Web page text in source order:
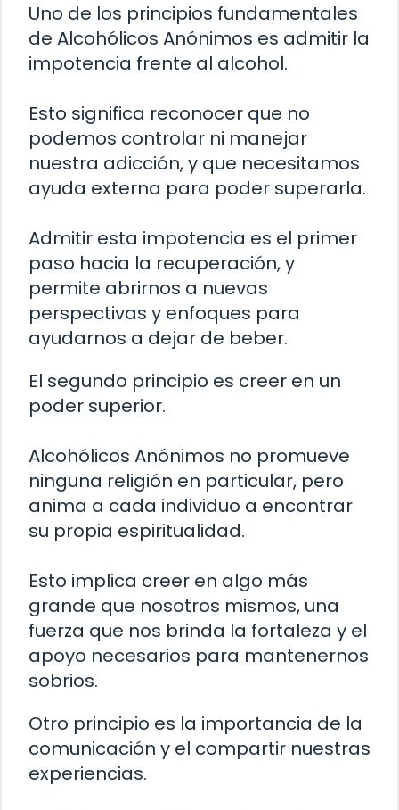
Uno de los principios fundamentales
de Alcohólicos Anónimos es admitir la
impotencia frente al alcohol.
Esto significa reconocer que no
podemos controlar ni manejar
nuestra adicción, y que necesitamos
ayuda externa para poder superarla.
Admitir esta impotencia es el primer
paso hacia la recuperación, y
permite abrirnos a nuevas
perspectivas y enfoques para
ayudarnos a dejar de beber.
El segundo principio es creer en un
poder superior.
Alcohólicos Anónimos no promueve
ninguna religión en particular, pero
anima a cada individuo a encontrar
su propia espiritualidad.
Esto implica creer en algo más
grande que nosotros mismos, una
fuerza que nos brinda la fortaleza y el
apoyo necesarios para mantenernos
sobrios.
Otro principio es la importancia de la
comunicación y el compartir nuestras
experiencias.